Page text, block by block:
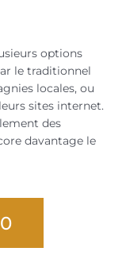
options
le traditionnel
locales, ou
sites internet.
des
davantage le